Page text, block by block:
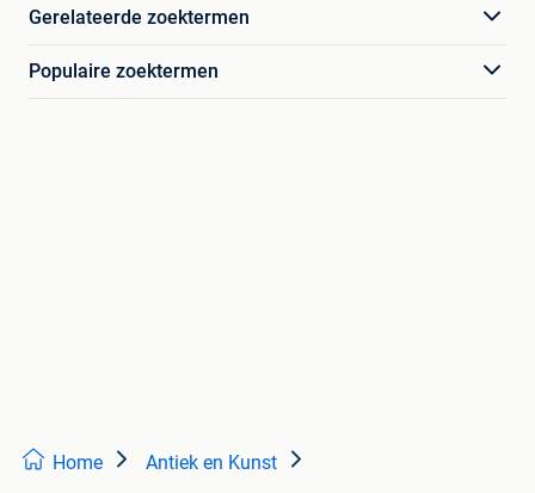
Gerelateerde zoektermen
Populaire zoektermen
Home Antiek en Kunst